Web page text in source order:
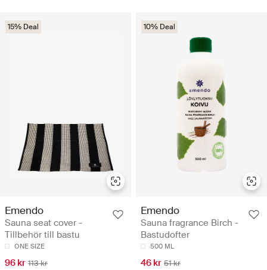
15% Deal
Emendo
Sauna seat cover -
Tillbehör till bastu
ONE SIZE
96 kr 113 kr
10% Deal
Emendo
Sauna fragrance Birch -
Bastudofter
500 ML
46 kr 51 kr